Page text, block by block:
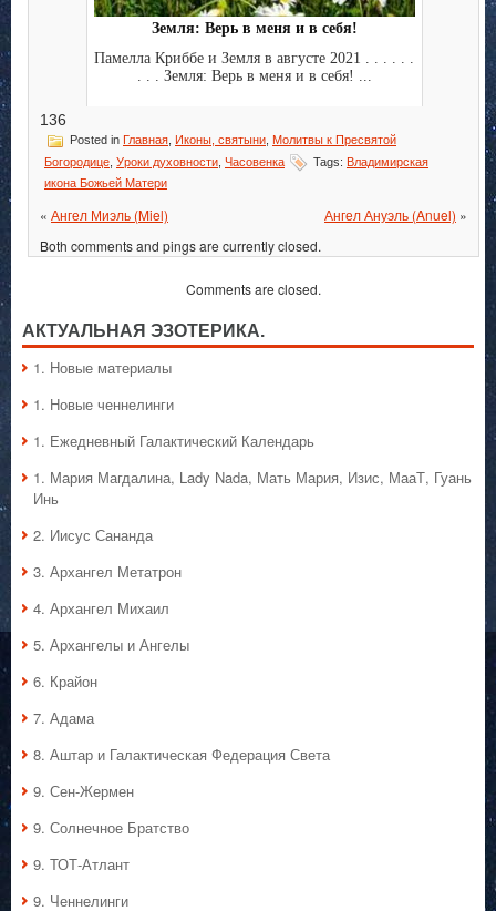
Земля: Верь в меня и в себя!
Памелла Криббе и Земля в августе 2021 . . . . . .
. . . Земля: Верь в меня и в себя! ...
136
Posted in Главная Иконы, святыни Молитвы к Пресвятой
Богородице Уроки духовности Часовенка Tags: Владимирская
икона Божьей Матери
« Ангел Миэль (Miel) Ангел Ануэль (Anuel) »
Both comments and pings are currently closed.
Comments are closed.
АКТУАЛЬНАЯ ЭЗОТЕРИКА.
1. Hовые материалы
1. Hовые ченнелинги
1. Ежедневный Галактический Календарь
1. Мария Магдалина, Lady Nada, Мать Мария, Изис, МааТ, Гуань
Инь
2. Иисус Сананда
3. Архангел Метатрон
4. Архангел Михаил
5. Архангелы и Ангелы
6. Крайон
7. Адама
8. Аштар и Галактическая Федерация Света
9. Сен-Жермен
9. Солнечное Братство
9. ТОТ-Атлант
9. Ченнелинги